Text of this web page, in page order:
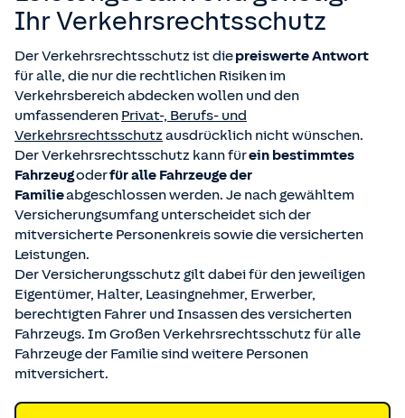
Ihr Verkehrsrechtsschutz
Der Verkehrsrechtsschutz ist diepreiswerte Antwort
für alle, die nur die rechtlichen Risiken im
Verkehrsbereich abdecken wollen und den
umfassenderen Privat-, Berufs- und
Verkehrsrechtsschutz ausdrücklich nicht wünschen.
Der Verkehrsrechtsschutz kann fürein bestimmtes
Fahrzeugoderfür alle Fahrzeuge der
Familieabgeschlossen werden. Je nach gewähltem
Versicherungsumfang unterscheidet sich der
mitversicherte Personenkreis sowie die versicherten
Leistungen.
Der Versicherungsschutz gilt dabei für den jeweiligen
Eigentümer, Halter, Leasingnehmer, Erwerber,
berechtigten Fahrer und Insassen des versicherten
Fahrzeugs. Im Großen Verkehrsrechtsschutz für alle
Fahrzeuge der Familie sind weitere Personen
mitversichert.